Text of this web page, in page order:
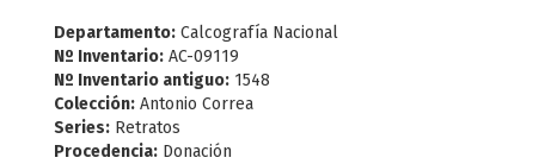
Departamento: Calcografía Nacional
Nº Inventario: AC-09119
Nº Inventario antiguo: 1548
Colección: Antonio Correa
Series: Retratos
Procedencia: Donación